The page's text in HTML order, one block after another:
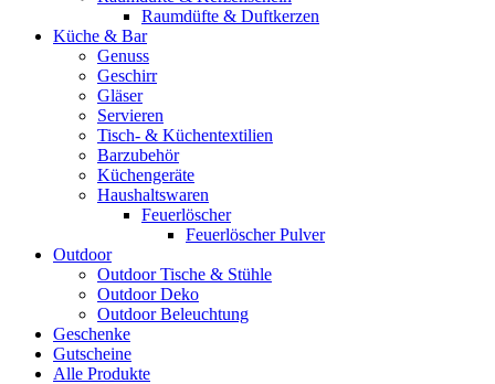
Raumdüfte & Duftkerzen
Küche & Bar
Genuss
Geschirr
Gläser
Servieren
Tisch- & Küchentextilien
Barzubehör
Küchengeräte
Haushaltswaren
Feuerlöscher
Feuerlöscher Pulver
Outdoor
Outdoor Tische & Stühle
Outdoor Deko
Outdoor Beleuchtung
Geschenke
Gutscheine
Alle Produkte